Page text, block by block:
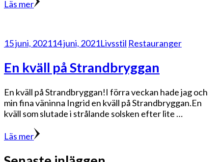
Läs mer
15 juni, 202114 juni, 2021Livsstil Restauranger
En kväll på Strandbryggan
En kväll på Strandbryggan!I förra veckan hade jag och
min fina väninna Ingrid en kväll på Strandbryggan.En
kväll som slutade i strålande solsken efter lite …
Läs mer